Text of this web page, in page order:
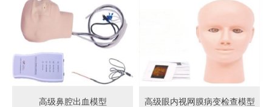
高级鼻腔出血模型 高级眼内视网膜病变检查模型